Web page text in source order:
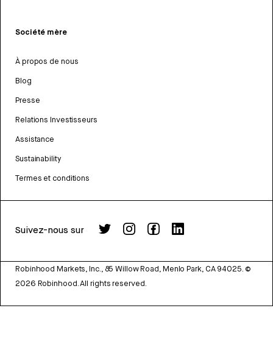
Société mère
À propos de nous
Blog
Presse
Relations Investisseurs
Assistance
Sustainability
Termes et conditions
Suivez-nous sur
Robinhood Markets, Inc., 85 Willow Road, Menlo Park, CA 94025. ©
2026 Robinhood. All rights reserved.